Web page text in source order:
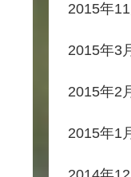
2015年11
2015年3
2015年2
2015年1